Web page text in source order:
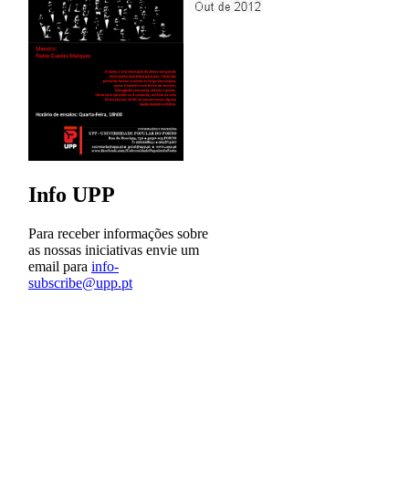
Info UPP
Para receber informações sobre
as nossas iniciativas envie um
email para info-
subscribe@upp.pt